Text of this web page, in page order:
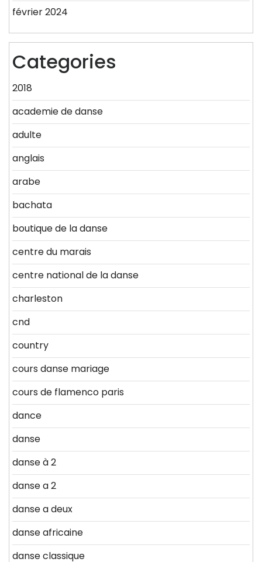
février 2024
Categories
2018
academie de danse
adulte
anglais
arabe
bachata
boutique de la danse
centre du marais
centre national de la danse
charleston
cnd
country
cours danse mariage
cours de flamenco paris
dance
danse
danse à 2
danse a 2
danse a deux
danse africaine
danse classique